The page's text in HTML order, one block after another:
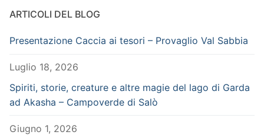
ARTICOLI DEL BLOG
Presentazione Caccia ai tesori – Provaglio Val Sabbia
Luglio 18, 2026
Spiriti, storie, creature e altre magie del lago di Garda
ad Akasha – Campoverde di Salò
Giugno 1, 2026